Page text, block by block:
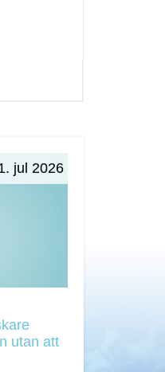
jul 2026
utan att